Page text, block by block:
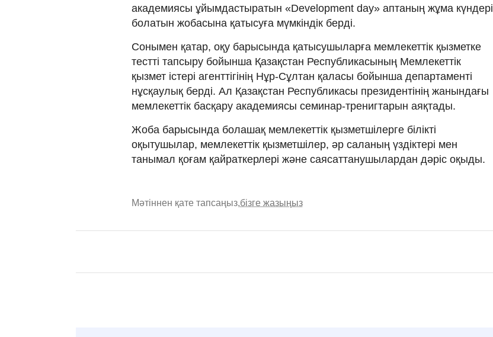
академиясы ұйымдастыратын «Development day» аптаның жұма күндері
болатын жобасына қатысуға мүмкіндік берді.
Сонымен қатар, оқу барысында қатысушыларға мемлекеттік қызметке
тестті тапсыру бойынша Қазақстан Республикасының Мемлекеттік
қызмет істері агенттігінің Нұр-Сұлтан қаласы бойынша департаменті
нұсқаулық берді. Ал Қазақстан Республикасы президентінің жанындағы
мемлекеттік басқару академиясы семинар-тренигтарын аяқтады.
Жоба барысында болашақ мемлекеттік қызметшілерге білікті
оқытушылар, мемлекеттік қызметшілер, әр саланың үздіктері мен
танымал қоғам қайраткерлері және саясаттанушылардан дәріс оқыды.
Мәтіннен қате тапсаңыз,бізге жазыңыз